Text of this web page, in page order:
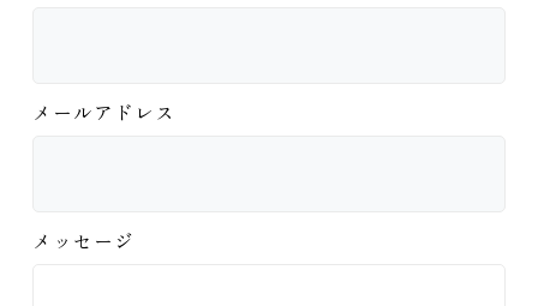
メールアドレス
メッセージ